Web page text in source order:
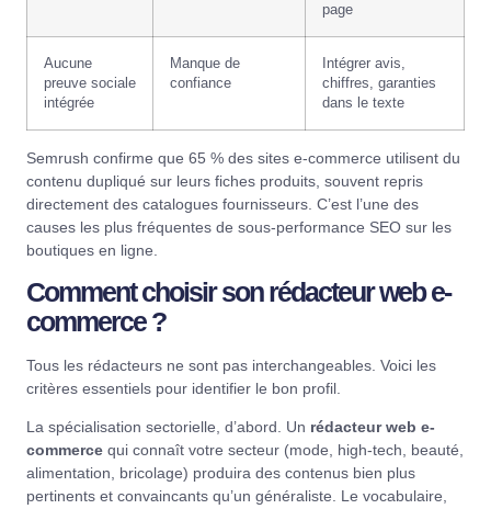
page
Aucune
preuve sociale
intégrée
Manque de
confiance
Intégrer avis,
chiffres, garanties
dans le texte
Semrush confirme que 65 % des sites e-commerce utilisent du
contenu dupliqué sur leurs fiches produits, souvent repris
directement des catalogues fournisseurs. C’est l’une des
causes les plus fréquentes de sous-performance SEO sur les
boutiques en ligne.
Comment choisir son rédacteur web e-
commerce ?
Tous les rédacteurs ne sont pas interchangeables. Voici les
critères essentiels pour identifier le bon profil.
La spécialisation sectorielle, d’abord. Un rédacteur web e-
commerce qui connaît votre secteur (mode, high-tech, beauté,
alimentation, bricolage) produira des contenus bien plus
pertinents et convaincants qu’un généraliste. Le vocabulaire,